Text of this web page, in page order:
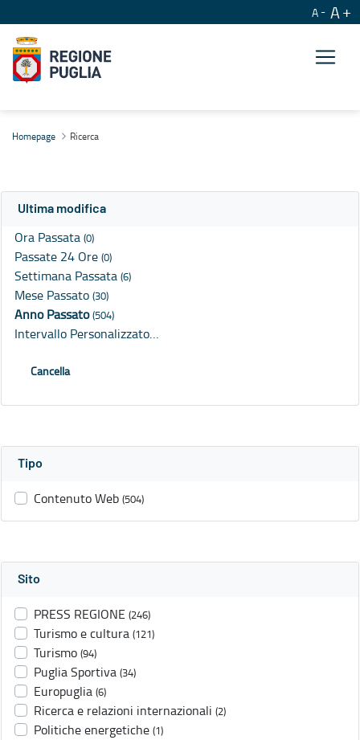
A A
Homepage Ricerca
Ultima modifica
Ora Passata (0)
Passate 24 Ore (0)
Settimana Passata (6)
Mese Passato (30)
Anno Passato(504)
Intervallo Personalizzato…
Cancella
Tipo
Contenuto Web (504)
Sito
PRESS REGIONE (246)
Turismo e cultura (121)
Turismo (94)
Puglia Sportiva (34)
Europuglia (6)
Ricerca e relazioni internazionali (2)
Politiche energetiche (1)